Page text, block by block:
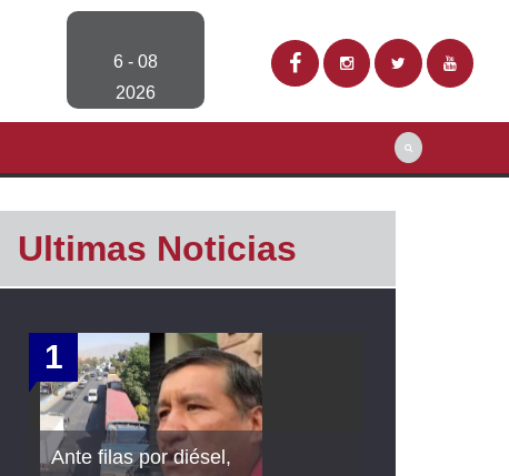
6 - 08
2026
Ultimas Noticias
1
Ante filas por diésel,